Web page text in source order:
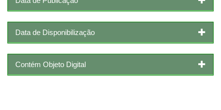
Data de Disponibilização
Contém Objeto Digital